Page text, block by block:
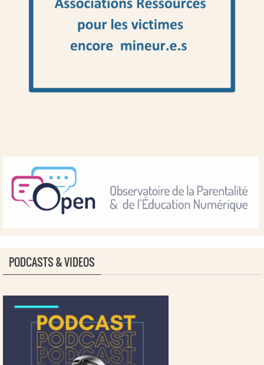
PODCASTS & VIDEOS